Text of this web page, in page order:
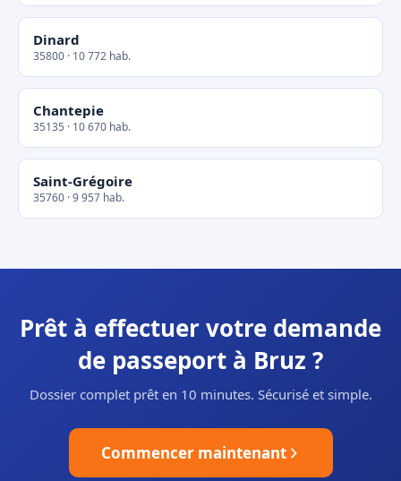
Dinard
35800 · 10 772 hab.
Chantepie
35135 · 10 670 hab.
Saint-Grégoire
35760 · 9 957 hab.
Prêt à effectuer votre demande
de passeport à Bruz ?
Dossier complet prêt en 10 minutes. Sécurisé et simple.
Commencer maintenant